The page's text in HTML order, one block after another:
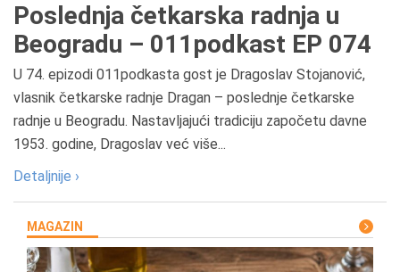
Poslednja četkarska radnja u
Beogradu – 011podkast EP 074
U 74. epizodi 011podkasta gost je Dragoslav Stojanović,
vlasnik četkarske radnje Dragan – poslednje četkarske
radnje u Beogradu. Nastavljajući tradiciju započetu davne
1953. godine, Dragoslav već više...
Detaljnije ›
MAGAZIN